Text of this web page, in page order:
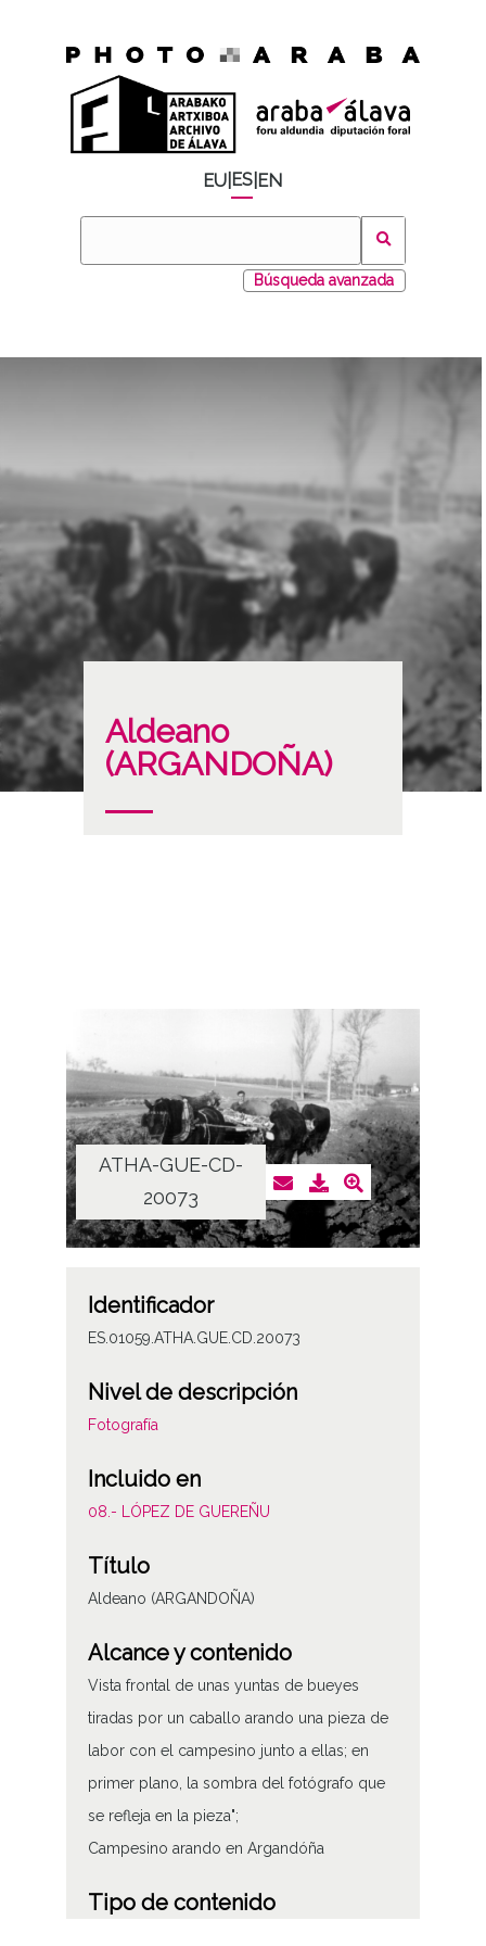
EU ES EN
Búsqueda avanzada
Aldeano
(ARGANDOÑA)
ATHA-GUE-CD-
20073
Identificador
ES.01059.ATHA.GUE.CD.20073
Nivel de descripción
Fotografía
Incluido en
08.- LÓPEZ DE GUEREÑU
Título
Aldeano (ARGANDOÑA)
Alcance y contenido
Vista frontal de unas yuntas de bueyes
tiradas por un caballo arando una pieza de
labor con el campesino junto a ellas; en
primer plano, la sombra del fotógrafo que
se refleja en la pieza";
Campesino arando en Argandóña
Tipo de contenido